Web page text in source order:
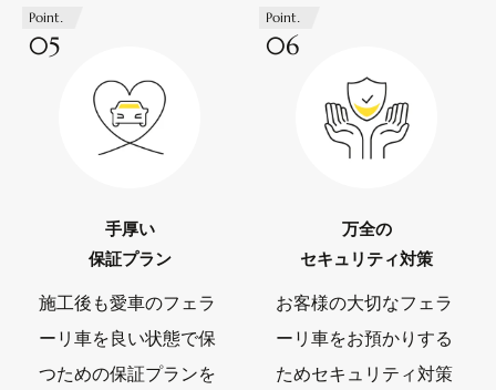
Point.
05
手厚い
保証プラン
施工後も愛車のフェラ
ーリ車を良い状態で保
つための保証プランを
Point.
06
万全の
セキュリティ対策
お客様の大切なフェラ
ーリ車をお預かりする
ためセキュリティ対策